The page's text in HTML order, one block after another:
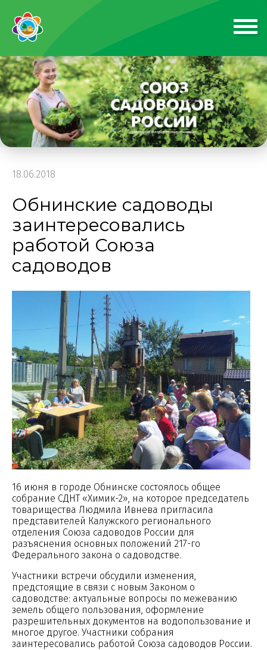
18.06.2018
Обнинские садоводы
заинтересовались
работой Союза
садоводов
16 июня в городе Обнинске состоялось общее
собрание СДНТ «Химик-2», на которое председатель
товарищества Людмила Ивнева пригласила
представителей Калужского регионального
отделения Союза садоводов России для
разъяснения основных положений 217-го
Федерального закона о садоводстве.
Участники встречи обсудили изменения,
предстоящие в связи с новым Законом о
садоводстве: актуальные вопросы по межеванию
земель общего пользования, оформление
разрешительных документов на водопользование и
многое другое. Участники собрания
заинтересовались работой Союза садоводов России.